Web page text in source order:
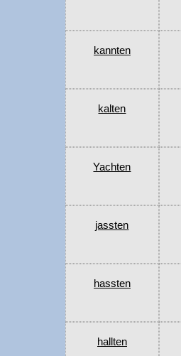
kannten
kalten
Yachten
jassten
hassten
hallten